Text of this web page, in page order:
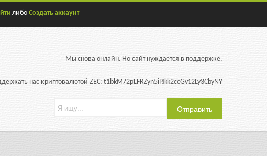
либо Создать аккаунт
Мы снова онлайн. Но сайт нуждается в поддержке.
нас криптовалютой ZEC: t1bkM72pLFRZyn5iPJkk2ccGv12Ly3CbyNY